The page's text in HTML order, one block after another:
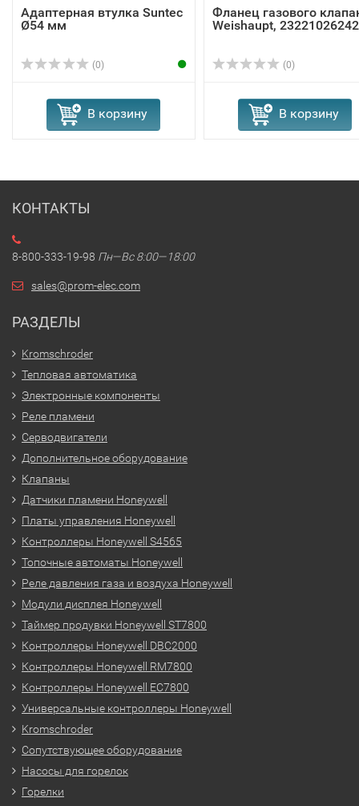
Адаптерная втулка Suntec
Ø54 мм
(0)
В корзину
Фланец газового
Weishaupt, 23221026242
(0)
В корзину
КОНТАКТЫ
8-800-333-19-98 Пн—Вс 8:00—18:00
sales@prom-elec.com
РАЗДЕЛЫ
Kromschroder
Тепловая автоматика
Электронные компоненты
Реле пламени
Серводвигатели
Дополнительное оборудование
Клапаны
Датчики пламени Honeywell
Платы управления Honeywell
Контроллеры Honeywell S4565
Топочные автоматы Honeywell
Реле давления газа и воздуха Honeywell
Модули дисплея Honeywell
Таймер продувки Honeywell ST7800
Контроллеры Honeywell DBC2000
Контроллеры Honeywell RM7800
Контроллеры Honeywell EC7800
Универсальные контроллеры Honeywell
Kromschroder
Сопутствующее оборудование
Насосы для горелок
Горелки